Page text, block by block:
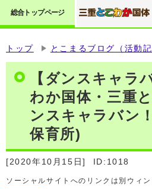
総合トップページ
トップ とこまるブログ（活動記
【ダンスキャラ
わか国体・三重
ンスキャラバン
保育所)
[2020年10月15日] ID:1018
ソーシャルサイトへのリンクは別ウィ